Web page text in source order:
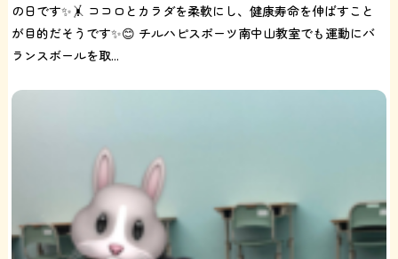
の日です✨🤸 ココロとカラダを柔軟にし、健康寿命を伸ばすこと
が目的だそうです✨😊 チルハピスポーツ南中山教室でも運動にバ
ランスボールを取...